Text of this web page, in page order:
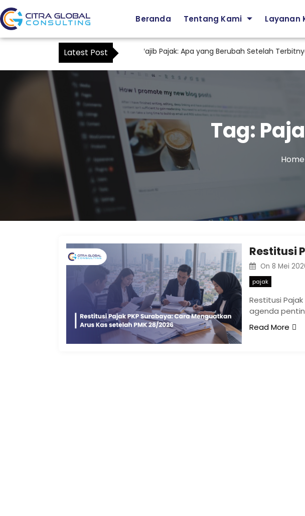
Beranda Tentang Kami Layanan
Latest Post
Staf Tax sebagai Kuasa Wajib Pajak: Apa yang Berubah Setelah Terbitnya
Tag:
Home
On 8 Mei
pajak
Restitusi
agenda
Read More